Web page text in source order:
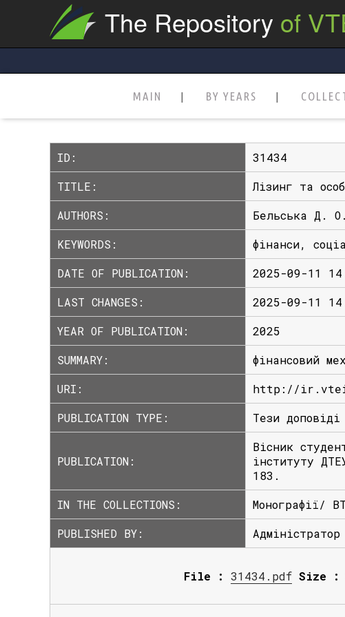
The Repository of
MAIN BY YEARS
ID:
31434
TITLE:
Лізинг та
AUTHORS:
Бельська Д. О.
KEYWORDS:
фінанси,
DATE OF PUBLICATION:
2025-09-11
LAST CHANGES:
2025-09-11
YEAR OF PUBLICATION:
2025
SUMMARY:
фінансовий
URI:
http://
PUBLICATION TYPE:
Тези доповіді
PUBLICATION:
Вісник
інституту
183.
IN THE COLLECTIONS:
Монографії/
PUBLISHED BY:
Адміністратор
File : 31434.pdf Size :